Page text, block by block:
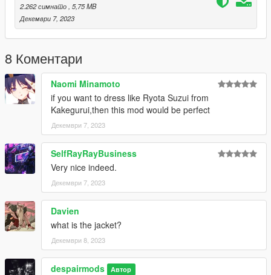
・ Conversion "Lazy_Eyelids" TS4.
Lazy_Eyelids
・ Converted by despair mods.
2.262 симнато , 5,75 MB
Декември 7, 2023
8 Коментари
Naomi Minamoto
if you want to dress like Ryota Suzui from
Kakegurui,then this mod would be perfect
Декември 7, 2023
SelfRayRayBusiness
Very nice indeed.
Декември 7, 2023
Davien
what is the jacket?
Декември 8, 2023
despairmods Автор